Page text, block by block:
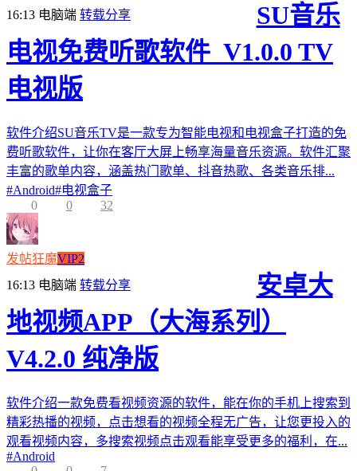
16:13 电脑端 转载分享
SU音乐
电视免费听歌软件_V1.0.0 TV
电视版
软件介绍SU音乐TV是一款专为智能电视和电视盒子打造的免
费听歌软件，让你在客厅大屏上畅享海量音乐资源。软件汇聚
丰富的歌单内容，涵盖热门歌单、抖音热歌、各类音乐排...
#Android#电视盒子
0
0 32
发帖狂魔VIP2
16:13 电脑端 转载分享
安卓大
地视频APP（大海系列）
V4.2.0 纯净版
软件介绍一款免费看视频资源的软件，能在你的手机上搜索到
精彩热播的视频，点击想看的视频全程无广告，让您更投入的
观看视频内容，多搜索视频点击观看能享受更多的福利，在...
#Android